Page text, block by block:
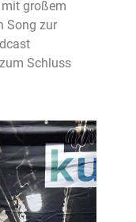
großem
Song zur
Schluss